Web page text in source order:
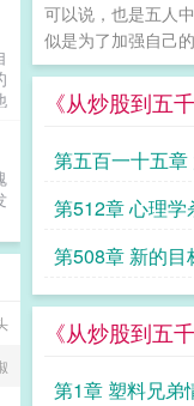
可以说，也是五人
似是为了加强自己
《从炒股到五
第五百一十五章
第512章 心理学
第508章 新的目
《从炒股到五
第1章 塑料兄弟